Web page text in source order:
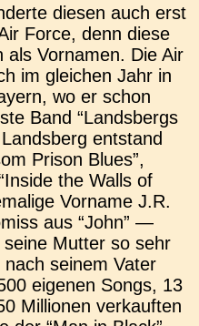
diesen auch erst
Force, denn diese
als Vor­na­men. Die Air
im glei­chen Jahr in
wo er schon
Band “Lands­bergs
ent­stand
Prison Blues”,
the Walls of
Vor­na­me J.R.
aus “John” —
Mutter so sehr
seinem Vater
eige­nen Songs, 13
Mil­lio­nen ver­kauf­ten